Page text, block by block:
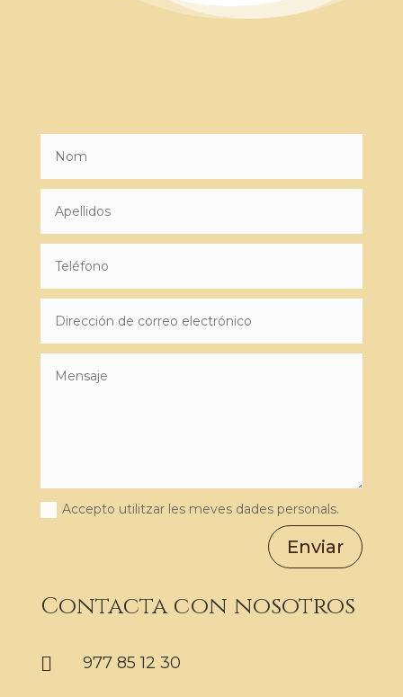
Accepto utilitzar les meves dades personals.
Enviar
Contacta con nosotros
 977 85 12 30